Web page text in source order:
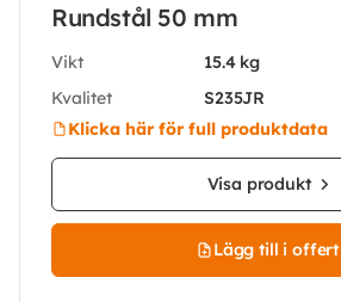
Rundstål 50 mm
Vikt
15.4 kg
Kvalitet
S235JR
Klicka här för full produktdata
Visa produkt
Lägg till i offert